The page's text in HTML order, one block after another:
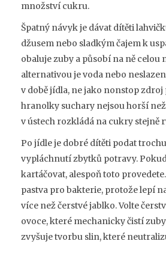
množství cukru.
Špatný návyk je dávat dítěti
džusem nebo sladkým čajem k
obaluje zuby a působí na ně celou
alternativou je voda nebo
v době jídla, ne jako nonstop zdroj
hranolky suchary nejsou horší
v ústech rozkládá na cukry stejně
Po jídle je dobré dítěti podat
vypláchnutí zbytků potravy.
kartáčovat, alespoň toto
pastva pro bakterie, protože lepí
více než čerstvé jablko. Volte
ovoce, které mechanicky čistí
zvyšuje tvorbu slin, které